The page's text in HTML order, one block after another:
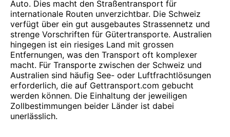
Auto. Dies macht den Straßentransport für
internationale Routen unverzichtbar. Die Schweiz
verfügt über ein gut ausgebautes Strassennetz und
strenge Vorschriften für Gütertransporte. Australien
hingegen ist ein riesiges Land mit grossen
Entfernungen, was den Transport oft komplexer
macht. Für Transporte zwischen der Schweiz und
Australien sind häufig See- oder Luftfrachtlösungen
erforderlich, die auf Gettransport.com gebucht
werden können. Die Einhaltung der jeweiligen
Zollbestimmungen beider Länder ist dabei
unerlässlich.